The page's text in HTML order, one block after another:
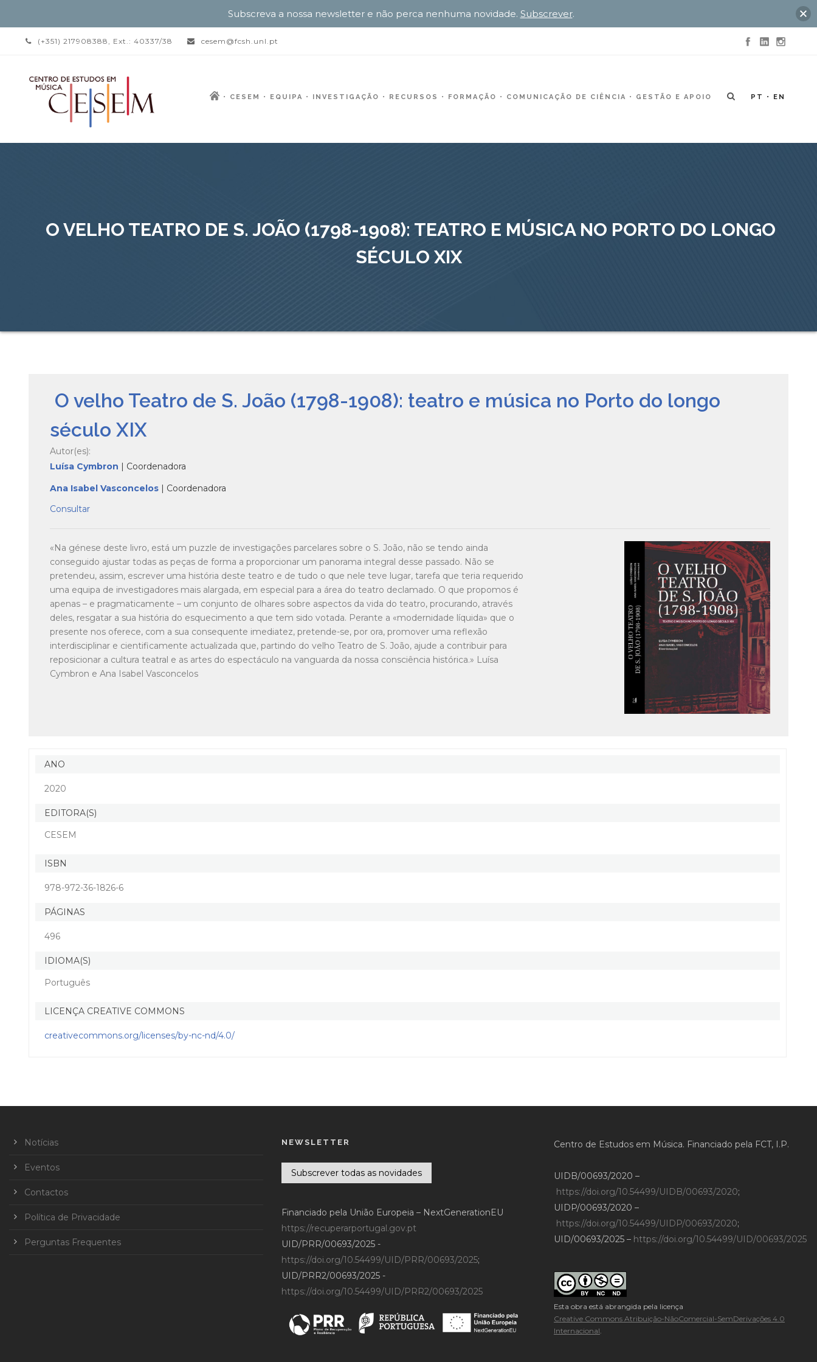
(+351) 217908388, Ext.: 40337/38 cesem@fcsh.unl.pt
CESEM EQUIPA INVESTIGAÇÃO RECURSOS FORMAÇÃO COMUNICAÇÃO DE CIÊNCIA GESTÃO E APOIO PT EN
O VELHO TEATRO DE S. JOÃO (1798-1908): TEATRO E MÚSICA NO PORTO DO LONGO
SÉCULO XIX
O velho Teatro de S. João (1798-1908): teatro e música no Porto do longo
século XIX
Autor(es):
Luísa Cymbron | Coordenadora
Ana Isabel Vasconcelos | Coordenadora
Consultar
«Na génese deste livro, está um puzzle de investigações parcelares sobre o S. João, não se tendo ainda
conseguido ajustar todas as peças de forma a proporcionar um panorama integral desse passado. Não se
pretendeu, assim, escrever uma história deste teatro e de tudo o que nele teve lugar, tarefa que teria requerido
uma equipa de investigadores mais alargada, em especial para a área do teatro declamado. O que propomos é
apenas – e pragmaticamente – um conjunto de olhares sobre aspectos da vida do teatro, procurando, através
deles, resgatar a sua história do esquecimento a que tem sido votada. Perante a «modernidade líquida» que o
presente nos oferece, com a sua consequente imediatez, pretende-se, por ora, promover uma reflexão
interdisciplinar e cientificamente actualizada que, partindo do velho Teatro de S. João, ajude a contribuir para
reposicionar a cultura teatral e as artes do espectáculo na vanguarda da nossa consciência histórica.» Luísa
Cymbron e Ana Isabel Vasconcelos
ANO
2020
EDITORA(S)
CESEM
ISBN
978-972-36-1826-6
PÁGINAS
496
IDIOMA(S)
Português
LICENÇA CREATIVE COMMONS
creativecommons.org/licenses/by-nc-nd/4.0/
Notícias
Eventos
Contactos
Política de Privacidade
Perguntas Frequentes
NEWSLETTER
Subscrever todas as novidades
Financiado pela União Europeia – NextGenerationEU
https://recuperarportugal.gov.pt
UID/PRR/00693/2025 -
https://doi.org/10.54499/UID/PRR/00693/2025;
UID/PRR2/00693/2025 -
https://doi.org/10.54499/UID/PRR2/00693/2025
Centro de Estudos em Música. Financiado pela FCT, I.P.
UIDB/00693/2020 –
https://doi.org/10.54499/UIDB/00693/2020;
UIDP/00693/2020 –
https://doi.org/10.54499/UIDP/00693/2020;
UID/00693/2025 – https://doi.org/10.54499/UID/00693/2025
Esta obra está abrangida pela licença
Creative Commons Atribuição-NãoComercial-SemDerivações 4.0
Internacional.
Subscreva a nossa newsletter e não perca nenhuma novidade. Subscrever.